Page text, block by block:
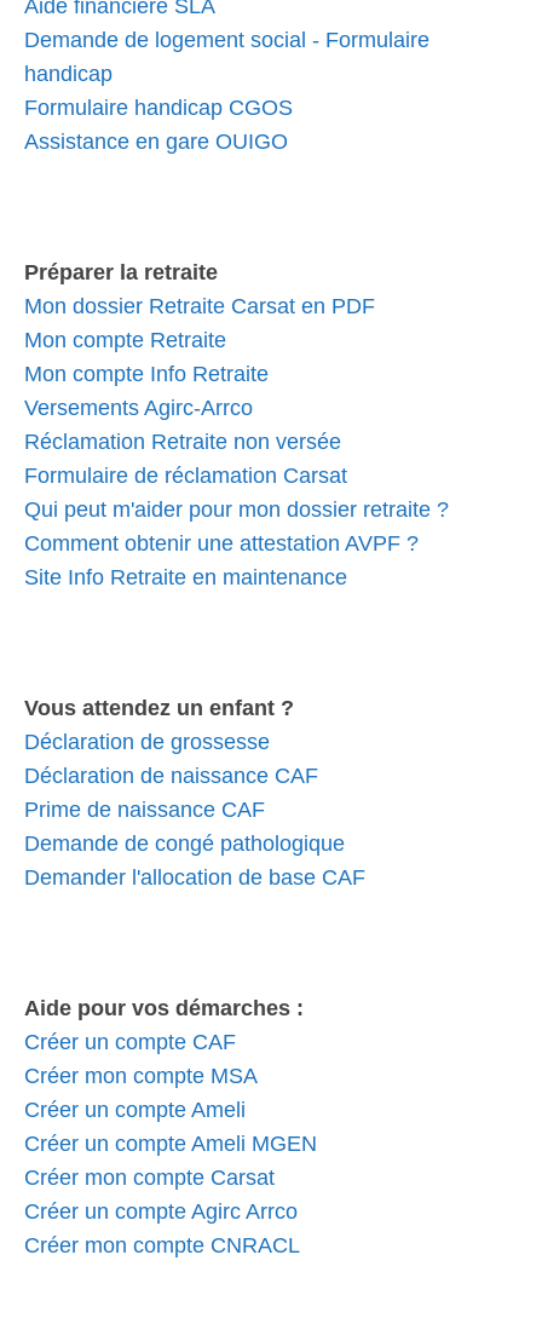
Aide financière SLA
Demande de logement social - Formulaire
handicap
Formulaire handicap CGOS
Assistance en gare OUIGO
Préparer la retraite
Mon dossier Retraite Carsat en PDF
Mon compte Retraite
Mon compte Info Retraite
Versements Agirc-Arrco
Réclamation Retraite non versée
Formulaire de réclamation Carsat
Qui peut m'aider pour mon dossier retraite ?
Comment obtenir une attestation AVPF ?
Site Info Retraite en maintenance
Vous attendez un enfant ?
Déclaration de grossesse
Déclaration de naissance CAF
Prime de naissance CAF
Demande de congé pathologique
Demander l'allocation de base CAF
Aide pour vos démarches :
Créer un compte CAF
Créer mon compte MSA
Créer un compte Ameli
Créer un compte Ameli MGEN
Créer mon compte Carsat
Créer un compte Agirc Arrco
Créer mon compte CNRACL